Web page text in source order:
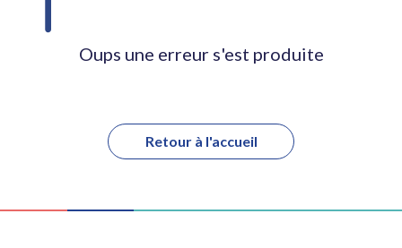
Oups une erreur s'est produite
Retour à l'accueil